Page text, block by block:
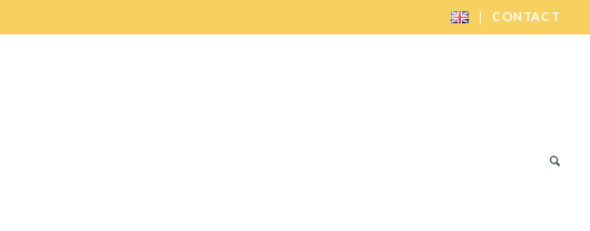
CONTACT